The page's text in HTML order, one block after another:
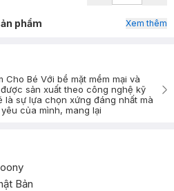
phẩm Xem thêm
Cho Bé Với bề mặt mềm mại và
sản xuất theo công nghệ kỹ
là sự lựa chọn xứng đáng nhất mà
của mình, mang lại
Bản